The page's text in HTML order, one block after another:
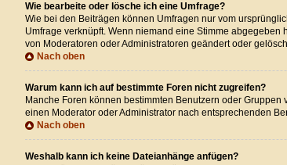
Wie bearbeite oder lösche ich eine Umfrage?
Wie bei den Beiträgen können Umfragen nur vom
Umfrage verknüpft. Wenn niemand eine Stimme
von Moderatoren oder Administratoren geändert oder
Nach oben
Warum kann ich auf bestimmte Foren nicht zugreifen?
Manche Foren können bestimmten Benutzern oder
einen Moderator oder Administrator nach entsprechenden
Nach oben
Weshalb kann ich keine Dateianhänge anfügen?